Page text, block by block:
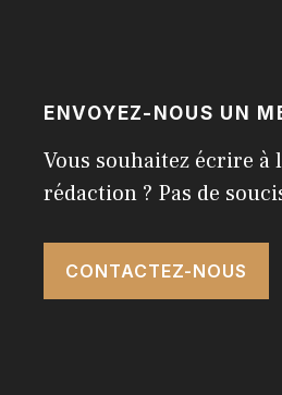
ENVOYEZ-NOUS UN
Vous souhaitez écrire à
rédaction ? Pas de
CONTACTEZ-NOUS